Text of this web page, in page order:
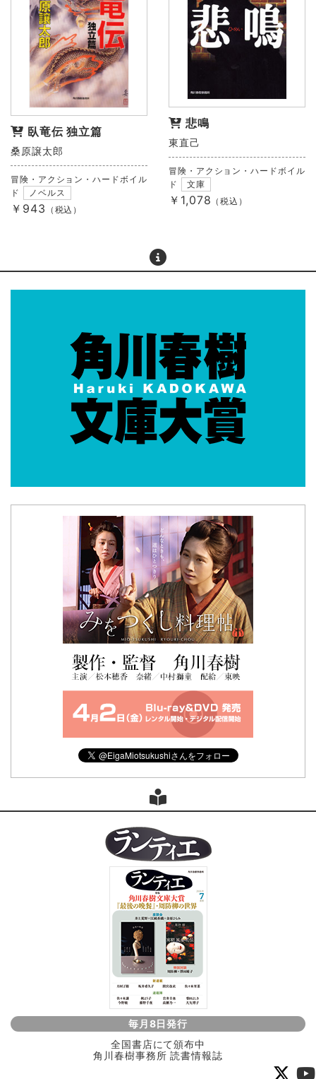
臥竜伝 独立篇
桑原譲太郎
冒険・アクション・ハードボイル
ド
ノベルス
￥943 （税込）
悲鳴
東直己
冒険・アクション・ハードボイル
ド
文庫
￥1,078 （税込）
毎月8日発行
全国書店にて頒布中
角川春樹事務所 読書情報誌